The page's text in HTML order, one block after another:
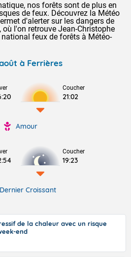
nos forêts sont de plus en
de feux. Découvrez la Météo
d'alerter sur les dangers de
l'on retrouve Jean-Christophe
feux de forêts à Météo-
à Ferrières
Coucher
21:02
Amour
Coucher
19:23
Dernier Croissant
de la chaleur avec un risque
end